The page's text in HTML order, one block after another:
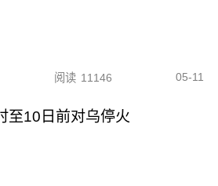
阅读 11146 05-11
至10日前对乌停火